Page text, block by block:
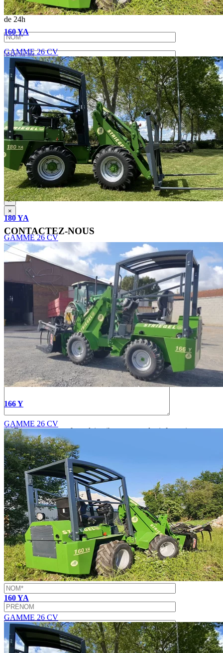
160 YA
GAMME 26 CV
180 YA
GAMME 26 CV
166 Y
GAMME 26 CV
160 YA
GAMME 26 CV
précisément sur vos besoins. Nous vous rappellerons dans un délai
de 24h
En soumettant ce formulaire, j'accepte que les informations
saisies soient exploitées dans le cadre de la demande de devis et de
la relation commerciale qui peut en découler.
Pour connaître et exercer vos droits, notamment de retrait de votre
consentement à l'utilisation des données collectées par ce formulaire,
veuillez consulter notrepolitique de confidentialité.
×
×
CONTACTEZ-NOUS
En soumettant ce formulaire, j'accepte que les informations
saisies soient exploitées dans le cadre de la demande de devis et de
la relation commerciale qui peut en découler.
Pour connaître et exercer vos droits, notamment de retrait de votre
consentement à l'utilisation des données collectées par ce formulaire,
veuillez consulter notrepolitique de confidentialité.
×
×
CONTACTEZ-NOUS